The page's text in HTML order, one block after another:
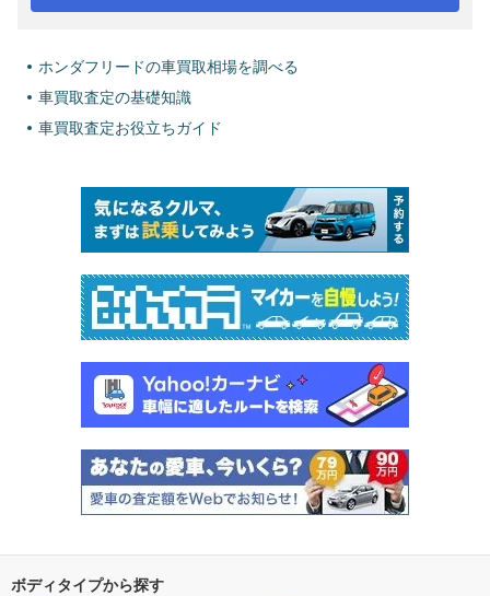
ホンダフリードの車買取相場を調べる
車買取査定の基礎知識
車買取査定お役立ちガイド
ボディタイプから探す